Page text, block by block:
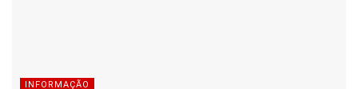
INFORMAÇÃO